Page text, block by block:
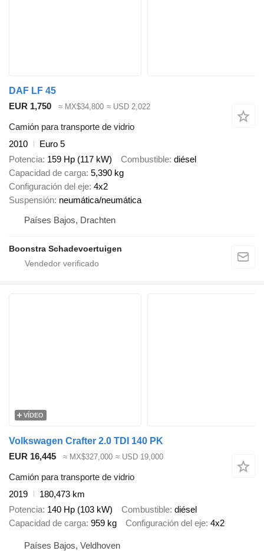
DAF LF 45
EUR 1,750
≈ MX$34,800 ≈ USD 2,022
Camión para transporte de vidrio
2010
Euro 5
Potencia 159 Hp (117 kW) Combustible diésel
Capacidad de carga 5,390 kg
Configuración del eje 4x2
Suspensión neumática/neumática
Países Bajos, Drachten
Boonstra Schadevoertuigen
VÍDEO
Volkswagen Crafter 2.0 TDI 140 PK
EUR 16,445
≈ MX$327,000 ≈ USD 19,000
Camión para transporte de vidrio
2019
180,473 km
Potencia 140 Hp (103 kW) Combustible diésel
Capacidad de carga 959 kg Configuración del eje 4x2
Países Bajos, Veldhoven